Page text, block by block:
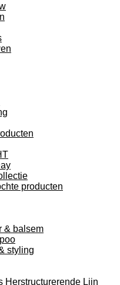
producten
& balsem
styling
Herstructurerende Lijn